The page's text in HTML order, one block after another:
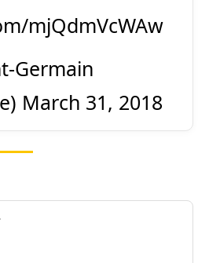
mjQdmVcWAw
Germain
March 31, 2018